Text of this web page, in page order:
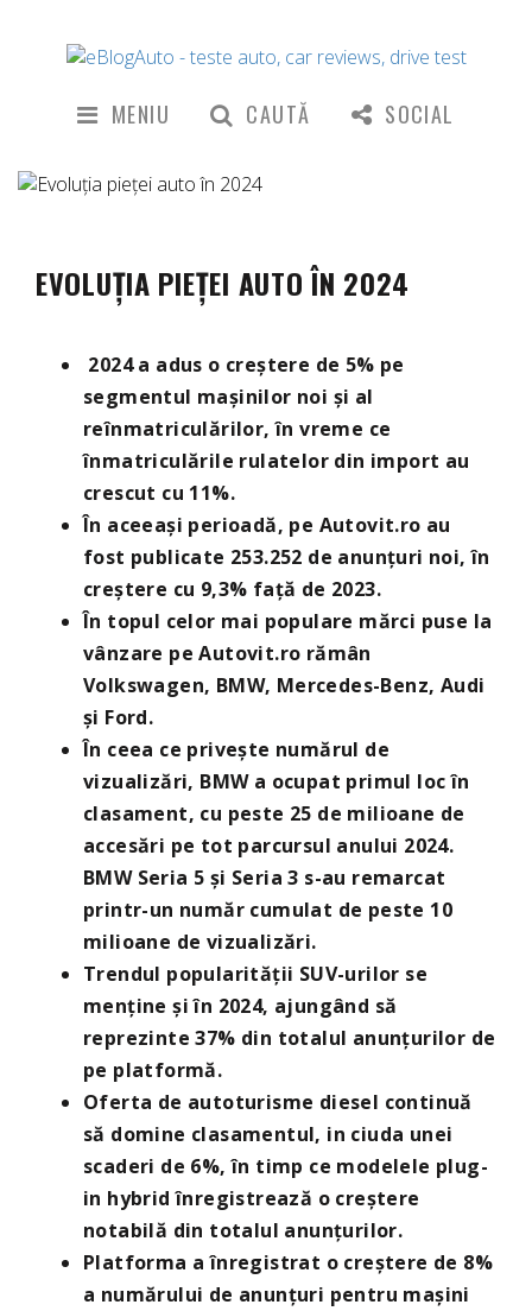
MENIU CAUTĂ SOCIAL
EVOLUȚIA PIEȚEI AUTO ÎN 2024
2024 a adus o creștere de 5% pe
segmentul mașinilor noi și al
reînmatriculărilor, în vreme ce
înmatriculările rulatelor din import au
crescut cu 11%.
În aceeași perioadă, pe Autovit.ro au
fost publicate 253.252 de anunțuri noi, în
creștere cu 9,3% față de 2023.
În topul celor mai populare mărci puse la
vânzare pe Autovit.ro rămân
Volkswagen, BMW, Mercedes-Benz, Audi
și Ford.
În ceea ce privește numărul de
vizualizări, BMW a ocupat primul loc în
clasament, cu peste 25 de milioane de
accesări pe tot parcursul anului 2024.
BMW Seria 5 și Seria 3 s-au remarcat
printr-un număr cumulat de peste 10
milioane de vizualizări.
Trendul popularității SUV-urilor se
menține și în 2024, ajungând să
reprezinte 37% din totalul anunțurilor de
pe platformă.
Oferta de autoturisme diesel continuă
să domine clasamentul, in ciuda unei
scaderi de 6%, în timp ce modelele plug-
in hybrid înregistrează o creștere
notabilă din totalul anunțurilor.
Platforma a înregistrat o creștere de 8%
a numărului de anunțuri pentru mașini